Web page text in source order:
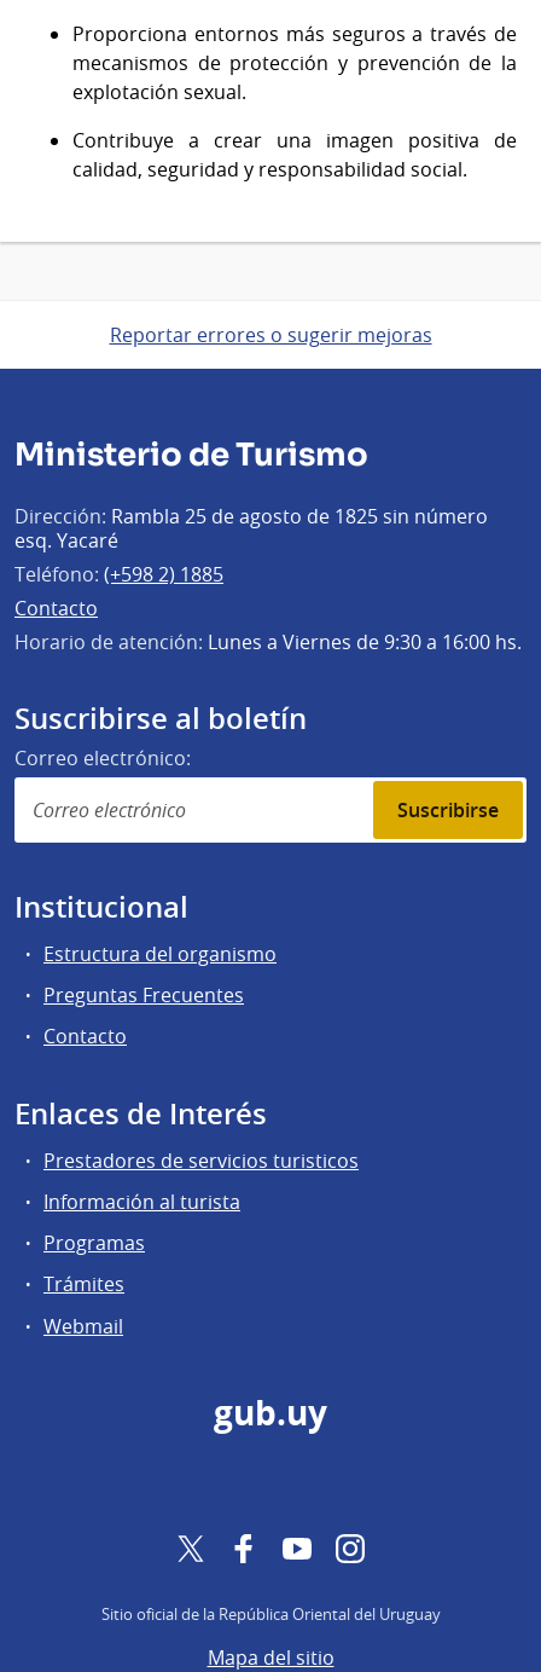
Proporciona entornos más seguros a través de
mecanismos de protección y prevención de la
explotación sexual.
Contribuye a crear una imagen positiva de
calidad, seguridad y responsabilidad social.
Reportar errores o sugerir mejoras
Ministerio de Turismo
Dirección: Rambla 25 de agosto de 1825 sin número
esq. Yacaré
Teléfono: (+598 2) 1885
Contacto
Horario de atención: Lunes a Viernes de 9:30 a 16:00 hs.
Suscribirse al boletín
Correo electrónico:
Suscribirse
Institucional
Estructura del organismo
Preguntas Frecuentes
Contacto
Enlaces de Interés
Prestadores de servicios turisticos
Información al turista
Programas
Trámites
Webmail
gub.uy
Twitter FacebookYouTubeInstagram
Sitio oficial de la República Oriental del Uruguay
Mapa del sitio